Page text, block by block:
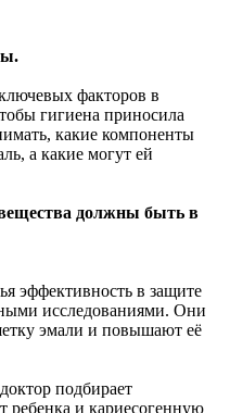
факторов в
гигиена приносила
какие компоненты
а какие могут ей
должны быть в
эффективность в защите
исследованиями. Они
эмали и повышают её
подбирает
ребенка и кариесогенную